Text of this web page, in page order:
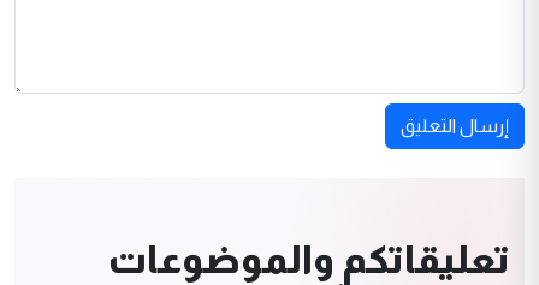
إرسال التعليق
تعليقاتكم والموضوعات